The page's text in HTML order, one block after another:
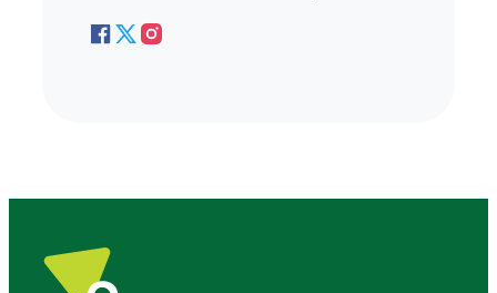
Facebook
X (Twitter)
Instagram